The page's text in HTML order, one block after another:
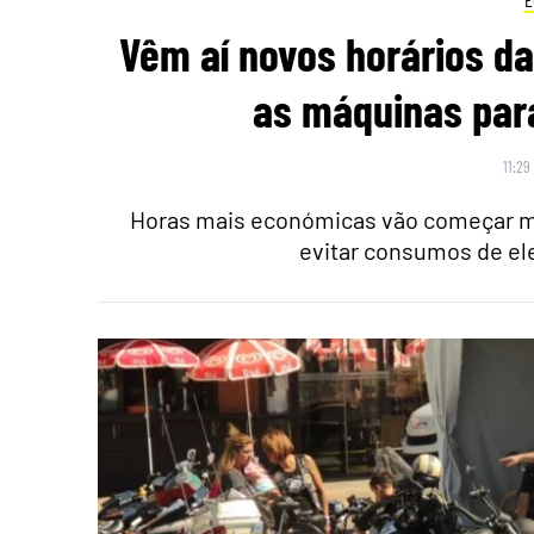
Vêm aí novos horários
as máquinas
Horas mais económicas vão começar
evitar consumos de